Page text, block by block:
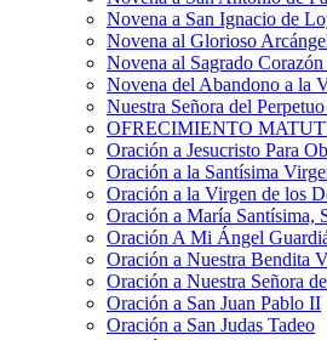
Novena a San Ignacio de
Novena al Glorioso
Novena al Sagrado Corazón
Novena del Abandono a la
Nuestra Señora del
OFRECIMIENTO
Oración a Jesucristo Para
Oración a la Santísima
Oración a la Virgen de los
Oración a María Santísima,
Oración A Mi Ángel
Oración a Nuestra Bendita
Oración a Nuestra Señora
Oración a San Juan Pablo II
Oración a San Judas Tadeo